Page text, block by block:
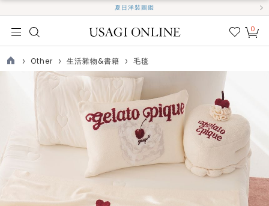
夏日洋裝圖鑑
我的
0
TOP
Other 生活雜物&書籍 毛毯